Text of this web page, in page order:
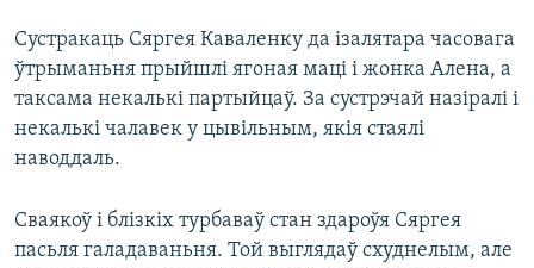
Сустракаць Сяргея Каваленку да ізалятара часовага
ўтрыманьня прыйшлі ягоная маці і жонка Алена, а
таксама некалькі партыйцаў. За сустрэчай назіралі і
некалькі чалавек у цывільным, якія стаялі
наводдаль.
Сваякоў і блізкіх турбаваў стан здароўя Сяргея
пасьля галадаваньня. Той выглядаў схуднелым, але